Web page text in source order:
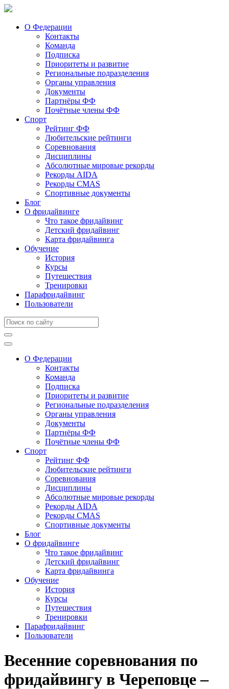
О Федерации
Контакты
Команда
Подписка
Приоритеты и развитие
Региональные подразделения
Органы управления
Документы
Партнёры ФФ
Почётные члены ФФ
Спорт
Рейтинг ФФ
Любительские рейтинги
Соревнования
Дисциплины
Абсолютные мировые рекорды
Рекорды AIDA
Рекорды CMAS
Спортивные документы
Блог
О фридайвинге
Что такое фридайвинг
Детский фридайвинг
Карта фридайвинга
Обучение
История
Курсы
Путешествия
Тренировки
Парафридайвинг
Пользователи
О Федерации
Контакты
Команда
Подписка
Приоритеты и развитие
Региональные подразделения
Органы управления
Документы
Партнёры ФФ
Почётные члены ФФ
Спорт
Рейтинг ФФ
Любительские рейтинги
Соревнования
Дисциплины
Абсолютные мировые рекорды
Рекорды AIDA
Рекорды CMAS
Спортивные документы
Блог
О фридайвинге
Что такое фридайвинг
Детский фридайвинг
Карта фридайвинга
Обучение
История
Курсы
Путешествия
Тренировки
Парафридайвинг
Пользователи
Весенние соревнования по
фридайвингу в Череповце –